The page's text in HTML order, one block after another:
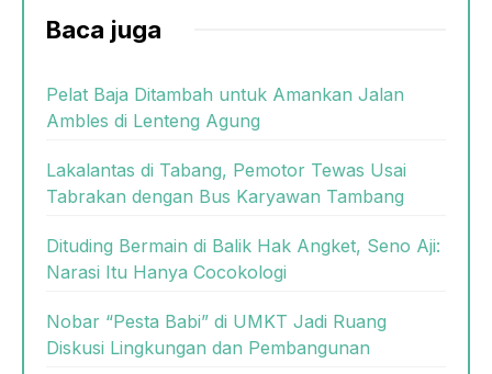
Baca juga
Pelat Baja Ditambah untuk Amankan Jalan
Ambles di Lenteng Agung
Lakalantas di Tabang, Pemotor Tewas Usai
Tabrakan dengan Bus Karyawan Tambang
Dituding Bermain di Balik Hak Angket, Seno Aji:
Narasi Itu Hanya Cocokologi
Nobar “Pesta Babi” di UMKT Jadi Ruang
Diskusi Lingkungan dan Pembangunan